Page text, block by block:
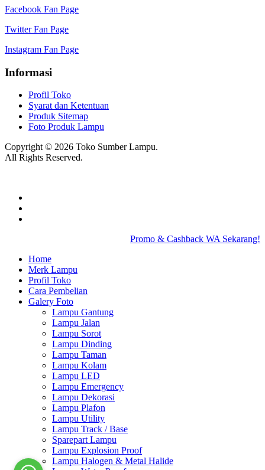
Facebook Fan Page
Twitter Fan Page
Instagram Fan Page
Informasi
Profil Toko
Syarat dan Ketentuan
Produk Sitemap
Foto Produk Lampu
Copyright © 2026 Toko Sumber Lampu.
All Rights Reserved.
Promo & Cashback WA Sekarang!
Home
Merk Lampu
Profil Toko
Cara Pembelian
Galery Foto
Lampu Gantung
Lampu Jalan
Lampu Sorot
Lampu Dinding
Lampu Taman
Lampu Kolam
Lampu LED
Lampu Emergency
Lampu Dekorasi
Lampu Plafon
Lampu Utility
Lampu Track / Base
Sparepart Lampu
Lampu Explosion Proof
Lampu Halogen & Metal Halide